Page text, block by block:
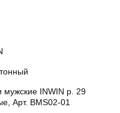
мужские INWIN р. 29
Арт. BMS02-01